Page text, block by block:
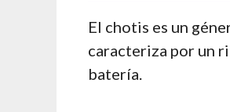
El chotis es un
caracteriza por un
batería.